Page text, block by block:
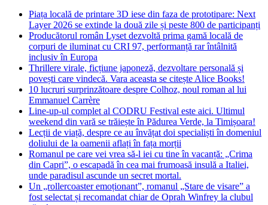
Piața locală de printare 3D iese din faza de prototipare: Next
Layer 2026 se extinde la două zile și peste 800 de participanți
Producătorul român Lyset dezvoltă prima gamă locală de
corpuri de iluminat cu CRI 97, performanță rar întâlnită
inclusiv în Europa
Thrillere virale, ficțiune japoneză, dezvoltare personală și
povești care vindecă. Vara aceasta se citește Alice Books!
10 lucruri surprinzătoare despre Colhoz, noul roman al lui
Emmanuel Carrère
Line-up-ul complet al CODRU Festival este aici. Ultimul
weekend din vară se trăiește în Pădurea Verde, la Timișoara!
Lecții de viață, despre ce au învățat doi specialiști în domeniul
doliului de la oamenii aflați în fața morții
Romanul pe care vei vrea să-l iei cu tine în vacanță: „Crima
din Capri”, o escapadă în cea mai frumoasă insulă a Italiei,
unde paradisul ascunde un secret mortal.
Un „rollercoaster emoționant”, romanul „Stare de visare” a
fost selectat și recomandat chiar de Oprah Winfrey la clubul